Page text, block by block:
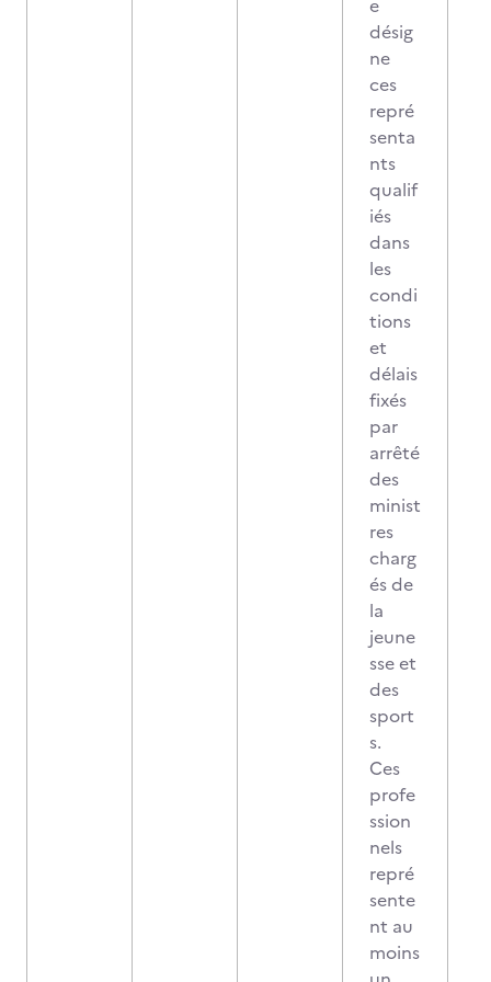
e
désig
ne
ces
repré
senta
nts
qualif
iés
dans
les
condi
tions
et
délais
fixés
par
arrêté
des
minist
res
charg
és de
la
jeune
sse et
des
sport
s.
Ces
profe
ssion
nels
repré
sente
nt au
moins